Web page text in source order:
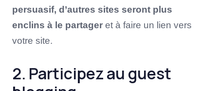
persuasif, d’autres sites seront plus
enclins à le partager et à faire un lien vers
votre site.
2. Participez au guest